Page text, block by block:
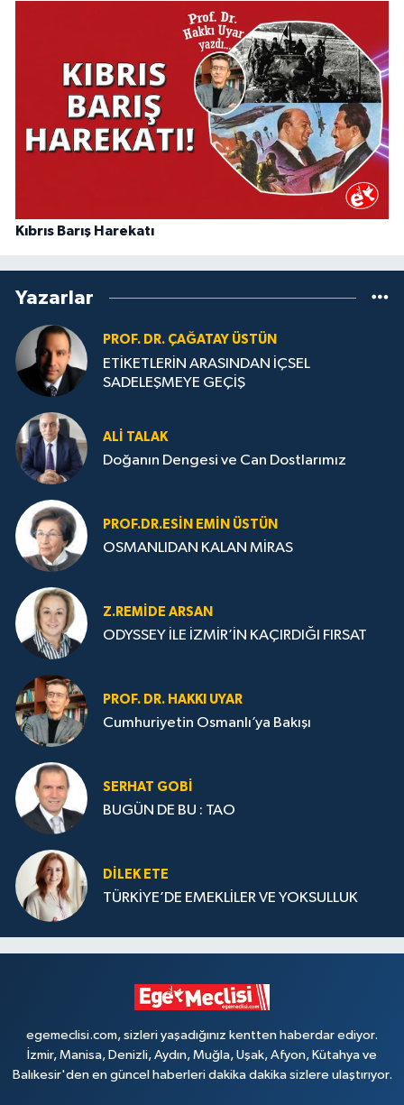
Kıbrıs Barış Harekatı
Yazarlar
PROF. DR. ÇAĞATAY ÜSTÜN
ETİKETLERİN ARASINDAN İÇSEL
SADELEŞMEYE GEÇİŞ
ALI TALAK
Doğanın Dengesi ve Can Dostlarımız
PROF.DR.ESIN EMIN ÜSTÜN
OSMANLIDAN KALAN MİRAS
Z.REMIDE ARSAN
ODYSSEY İLE İZMİR’İN KAÇIRDIĞI FIRSAT
PROF. DR. HAKKI UYAR
Cumhuriyetin Osmanlı’ya Bakışı
SERHAT GOBİ
BUGÜN DE BU : TAO
DILEK ETE
TÜRKİYE’DE EMEKLİLER VE YOKSULLUK
egemeclisi.com, sizleri yaşadığınız kentten haberdar ediyor.
İzmir, Manisa, Denizli, Aydın, Muğla, Uşak, Afyon, Kütahya ve
Balıkesir'den en güncel haberleri dakika dakika sizlere ulaştırıyor.